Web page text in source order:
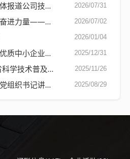
中国知识产权报等媒体报道公司技术人才入选省专家库 2026/07/31
赓续红色血脉，汲取奋进力量——辽联集团党支部开展迎七一感党恩红色研学活动 2026/07/02
2026/01/04
辽联集团获评辽宁省优质中小企业服务机构 2025/12/31
辽联集团荣获“辽宁省科学技术普及基地”称号 2025/11/26
辽宁百名互联网企业党组织书记讲东北抗联故事——辽联集团党支部 2025/08/29